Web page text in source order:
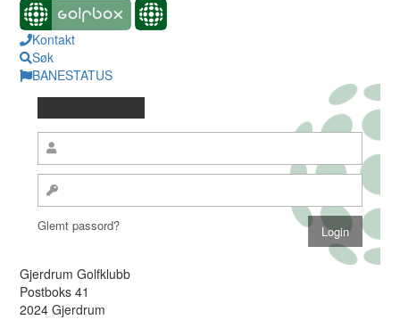
Kontakt
Søk
BANESTATUS
Glemt passord?
Gjerdrum Golfklubb
Postboks 41
2024 Gjerdrum